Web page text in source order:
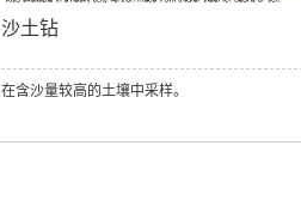
沙土钻
在含沙量较高的土壤中采样。